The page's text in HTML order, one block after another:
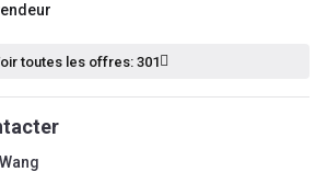
toutes les offres: 301